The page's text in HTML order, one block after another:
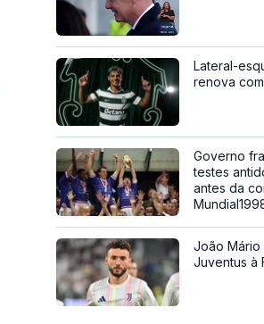
Lateral-
renova
Governo
testes
antes da
João Mário
Juventus à